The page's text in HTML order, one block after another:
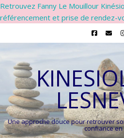
Retrouvez Fanny Le Mouillour
référencement et prise de rendez-
Une approche douce pour retrouver
confiance en